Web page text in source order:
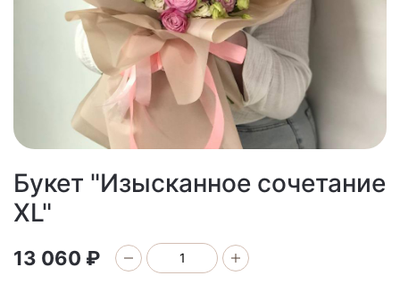
Букет "Изысканное сочетание
XL"
13 060 ₽